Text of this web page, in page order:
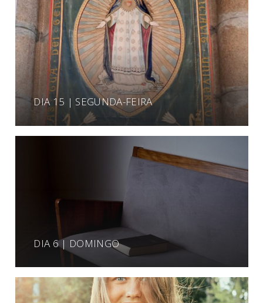
DIA 15 | SEGUNDA-FEIRA
DIA 6 | DOMINGO